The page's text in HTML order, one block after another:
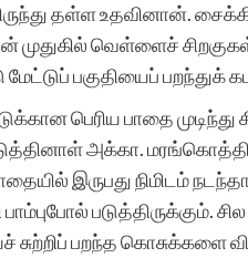
தள்ள உதவினான்.
முதுகில் வெள்ளைச்
பகுதியைப் பறந்துக்
பெரிய பாதை
அக்கா.
இருபது நிமிடம்
பாம்புபோல் படுத்திருக்கும்.
சுற்றிப் பறந்த கொசுக்களை